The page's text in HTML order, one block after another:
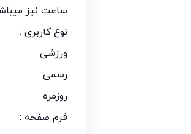
ساعت نیز
نوع کاربری :
ورزشی
رسمی
روزمره
فرم صفحه :